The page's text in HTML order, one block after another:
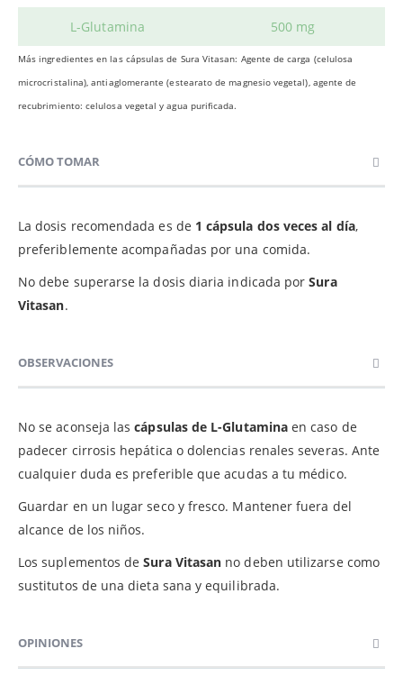
L-Glutamina 500 mg
Más ingredientes en las cápsulas de Sura Vitasan: Agente de carga (celulosa
microcristalina), antiaglomerante (estearato de magnesio vegetal), agente de
recubrimiento: celulosa vegetal y agua purificada.
CÓMO TOMAR
La dosis recomendada es de 1 cápsula dos veces al día,
preferiblemente acompañadas por una comida.
No debe superarse la dosis diaria indicada porSura
Vitasan.
OBSERVACIONES
No se aconseja lascápsulas de L-Glutaminaen caso de
padecer cirrosis hepática o dolencias renales severas. Ante
cualquier duda es preferible que acudas a tu médico.
Guardar en un lugar seco y fresco. Mantener fuera del
alcance de los niños.
Los suplementos deSura Vitasan no deben utilizarse como
sustitutos de una dieta sana y equilibrada.
OPINIONES